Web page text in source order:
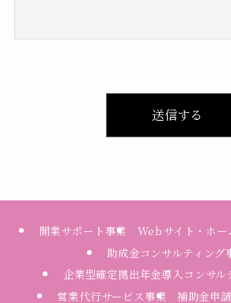
開業サポート事業
Webサイト・ホー
助成金コンサルティング
企業型確定拠出年金導入コンサル
営業代行サービス事業
補助金申